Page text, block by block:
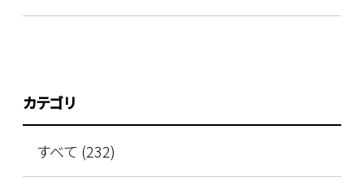
カテゴリ
すべて (232)